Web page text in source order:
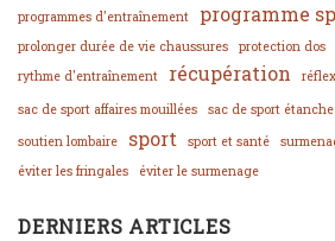
programmes d'entraînement programme
prolonger durée de vie chaussures protection dos
rythme d'entraînement
récupération
sac de sport affaires mouillées
sac de sport étanche
soutien lombaire
sport sport et santé
éviter les fringales
éviter le surmenage
DERNIERS ARTICLES